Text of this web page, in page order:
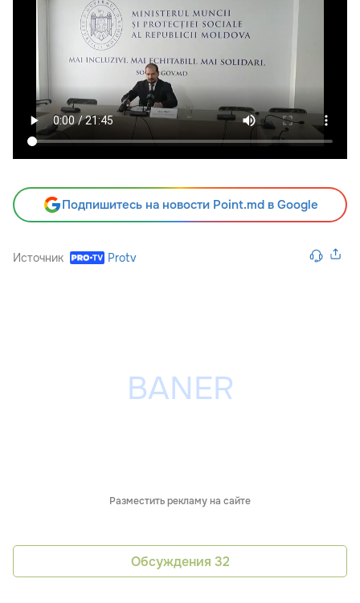
Подпишитесь на новости Point.md в Google
Источник Protv
Разместить рекламу на сайте
Обсуждения 32